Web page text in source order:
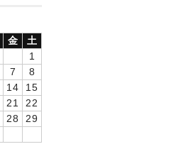
金
土
1
7
8
14
15
21
22
28
29